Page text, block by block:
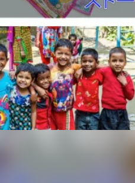
まちづくり・地域活性化